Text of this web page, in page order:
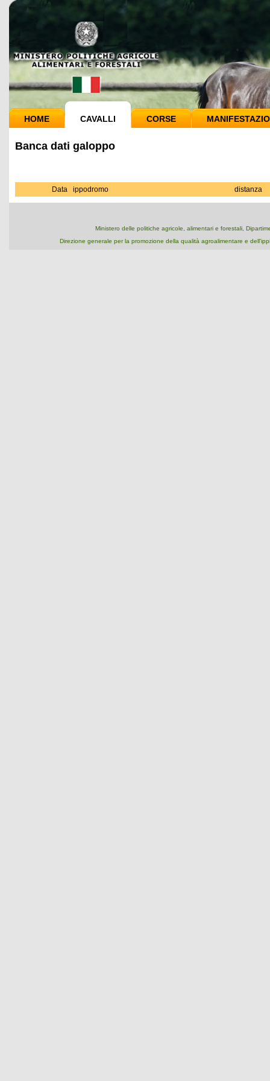
HOME CAVALLI CORSE
Banca dati galoppo
Data ippodromo distanza
Ministero delle politiche agricole, alimentari e forestali,
Direzione generale per la promozione della qualità agroalimentare e